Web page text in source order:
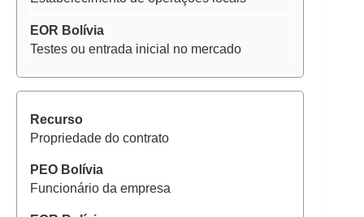
Testes ou entrada inicial no mercado
Propriedade do contrato
Funcionário da empresa